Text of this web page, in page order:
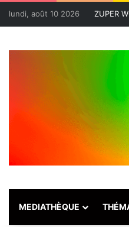
lundi, août 10 2026 ZUPER
MEDIATHÈQUE